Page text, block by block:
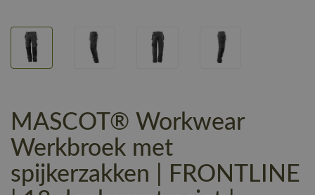
MASCOT® Workwear
Werkbroek met
spijkerzakken | FRONTLINE